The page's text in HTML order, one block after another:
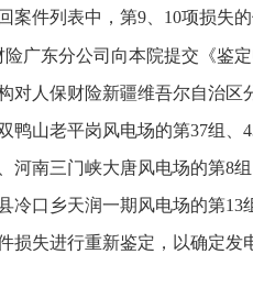
案件列表中，第9、10项损失
险广东分公司向本院提交《鉴
对人保财险新疆维吾尔自治区
鸭山老平岗风电场的第37组、
河南三门峡大唐风电场的第8
冷口乡天润一期风电场的第13
损失进行重新鉴定，以确定发